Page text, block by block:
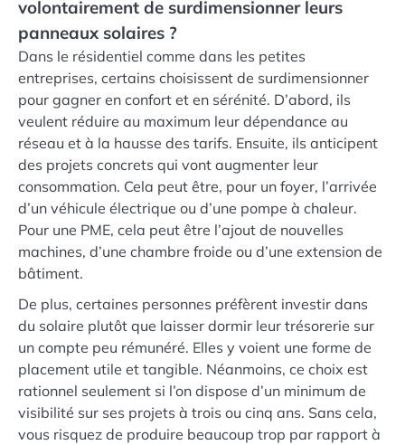
volontairement de surdimensionner leurs
panneaux solaires ?
Dans le résidentiel comme dans les petites
entreprises, certains choisissent de surdimensionner
pour gagner en confort et en sérénité. D’abord, ils
veulent réduire au maximum leur dépendance au
réseau et à la hausse des tarifs. Ensuite, ils anticipent
des projets concrets qui vont augmenter leur
consommation. Cela peut être, pour un foyer, l’arrivée
d’un véhicule électrique ou d’une pompe à chaleur.
Pour une PME, cela peut être l’ajout de nouvelles
machines, d’une chambre froide ou d’une extension de
bâtiment.
De plus, certaines personnes préfèrent investir dans
du solaire plutôt que laisser dormir leur trésorerie sur
un compte peu rémunéré. Elles y voient une forme de
placement utile et tangible. Néanmoins, ce choix est
rationnel seulement si l’on dispose d’un minimum de
visibilité sur ses projets à trois ou cinq ans. Sans cela,
vous risquez de produire beaucoup trop par rapport à